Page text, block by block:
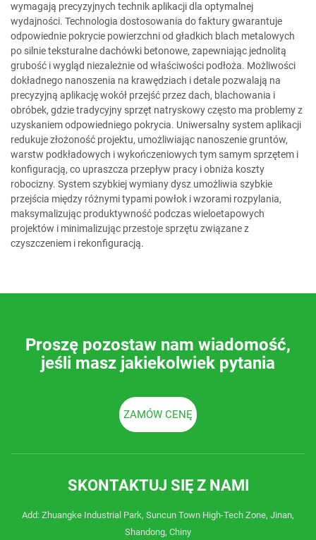
wymagają precyzyjnych technik aplikacji dla optymalnej
wydajności. Technologia dostosowania do faktury gwarantuje
odpowiednie pokrycie powierzchni od gładkich blach metalowych
po silnie teksturalne dachówki betonowe, zapewniając jednolitą
grubość i wygląd niezależnie od właściwości podłoża. Możliwości
dokładnego nanoszenia na krawędziach i detale pozwalają na
precyzyjną aplikację wokół przejść przez dach, blachowania i
obróbek, gdzie tradycyjny sprzęt natryskowy często ma problemy z
uzyskaniem odpowiedniego pokrycia. Uniwersalny system aplikacji
redukuje złożoność projektu, umożliwiając nanoszenie gruntów,
warstw podkładowych i wykończeniowych tym samym sprzętem i
konfiguracją, co upraszcza przepływ pracy i obniża koszty
robocizny. System szybkiej wymiany dysz umożliwia szybkie
przejścia między różnymi typami powłok i wzorami rozpylania,
maksymalizując produktywność podczas wieloetapowych
projektów i minimalizując przestoje sprzętu związane z
czyszczeniem i rekonfiguracją.
Proszę pozostaw nam wiadomość,
jeśli masz jakiekolwiek pytania
ZAMÓW CENĘ
SKONTAKTUJ SIĘ Z NAMI
Add: Zhuangke Industrial Park, Suncun Town High-Tech Zone, Jinan,
Shandong, Chiny